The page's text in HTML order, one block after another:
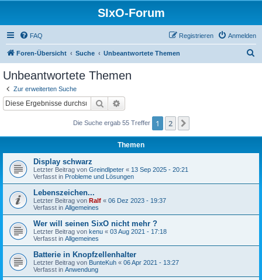
SIxO-Forum
FAQ Anmelden
Registrieren
Foren-Übersicht Suche Unbeantwortete Themen
Unbeantwortete Themen
Zur erweiterten Suche
Suche
Die Suche ergab 55 Treffer 1 2
Themen
Display schwarz
Letzter Beitrag von Greindlpeter « 13 Sep 2025 - 20:21
Verfasst in Probleme und Lösungen
Lebenszeichen...
Letzter Beitrag von Ralf « 06 Dez 2023 - 19:37
Verfasst in Allgemeines
Wer will seinen SixO nicht mehr ?
Letzter Beitrag von kenu « 03 Aug 2021 - 17:18
Verfasst in Allgemeines
Batterie in Knopfzellenhalter
Letzter Beitrag von BunteKuh « 06 Apr 2021 - 13:27
Verfasst in Anwendung